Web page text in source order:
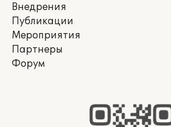
Внедрения
Публикации
Мероприятия
Партнеры
Форум